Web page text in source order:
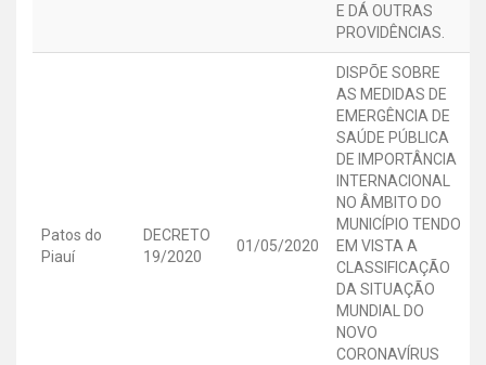
E DÁ OUTRAS
PROVIDÊNCIAS.
Patos do
Piauí
DECRETO
19/2020
01/05/2020
DISPÕE SOBRE
AS MEDIDAS DE
EMERGÊNCIA DE
SAÚDE PÚBLICA
DE IMPORTÂNCIA
INTERNACIONAL
NO ÂMBITO DO
MUNICÍPIO TENDO
EM VISTA A
CLASSIFICAÇÃO
DA SITUAÇÃO
MUNDIAL DO
NOVO
CORONAVÍRUS